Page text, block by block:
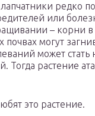
редко
или
– корни в
почвах могут
может стать
Тогда растение
это растение.